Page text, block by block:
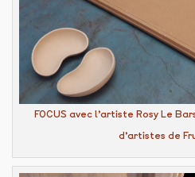
FOCUS avec l’artiste Rosy Le
d’artistes de